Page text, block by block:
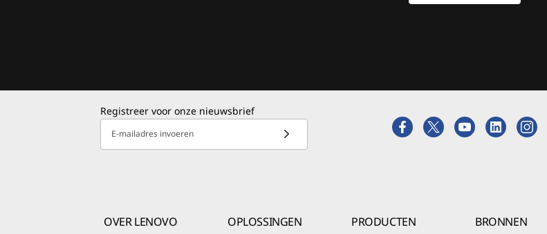
Registreer voor onze nieuwsbrief
E-mailadres invoeren
OVER LENOVO OPLOSSINGEN PRODUCTEN BRONNEN